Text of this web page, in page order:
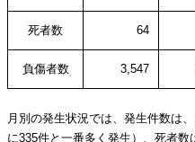
死者数 64
負傷者数 3,547
月別の発生状況では、発生件数は
に335件と一番多く発生）、死者